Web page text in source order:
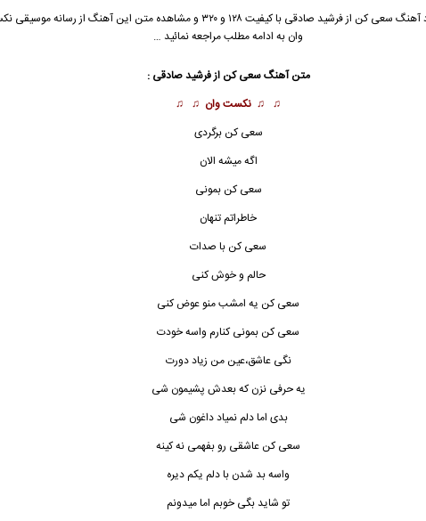
جهت دانلود آهنگ سعی کن از فرشید صادقی با کیفیت ۱۲۸ و ۳۲۰ و مشاهده متن این آهنگ از رسانه
وان به ادامه مطلب مراجعه نمائید …
متن آهنگ سعی کن از فرشید صادقی :
♫ ♫ نکست وان ♫ ♫
سعی کن برگردی
اگه میشه الان
سعی کن بمونی
خاطراتم تنهان
سعی کن با صدات
حالم و خوش کنی
سعی کن یه امشب منو عوض کنی
سعی کن بمونی کنارم واسه خودت
نگی عاشق،عین من زیاد دورت
یه حرفی نزن که بعدش پشیمون شی
بدی اما دلم نمیاد داغون شی
سعی کن عاشقی رو بفهمی نه کینه
واسه بد شدن با دلم یکم دیره
تو شاید بگی خوبم اما میدونم